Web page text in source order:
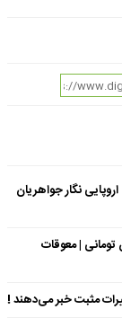
نگار جواهریان
چشم انتظار معوقات 4 میلیون تومانی | معوقات